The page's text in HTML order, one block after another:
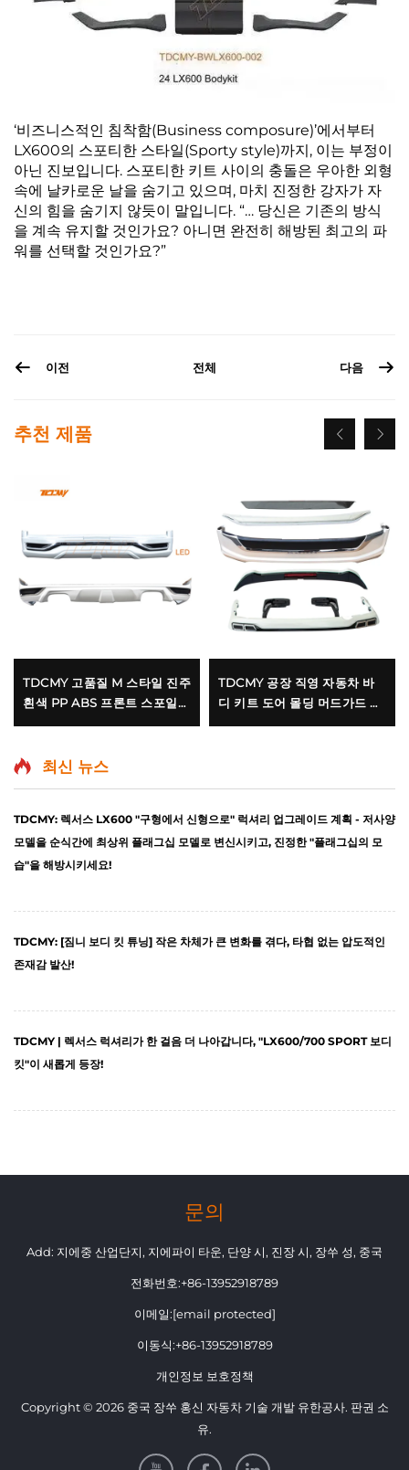
‘비즈니스적인 침착함(Business composure)’에서부터
LX600의 스포티한 스타일(Sporty style)까지, 이는 부정이
아닌 진보입니다. 스포티한 키트 사이의 충돌은 우아한 외형
속에 날카로운 날을 숨기고 있으며, 마치 진정한 강자가 자
신의 힘을 숨기지 않듯이 말입니다. “… 당신은 기존의 방식
을 계속 유지할 것인가요? 아니면 완전히 해방된 최고의 파
워를 선택할 것인가요?”
이전 전체 다음
추천 제품
TDCMY 고품질 M 스타일 진주
흰색 PP ABS 프론트 스포일러
TDCMY 공장 직영 자동차 바
디 키트 도어 몰딩 머드가드 범
최신 뉴스
TDCMY: 렉서스 LX600 "구형에서 신형으로" 럭셔리 업그레이드 계획 - 저사양
모델을 순식간에 최상위 플래그십 모델로 변신시키고, 진정한 "플래그십의 모
습"을 해방시키세요!
TDCMY: [짐니 보디 킷 튜닝] 작은 차체가 큰 변화를 겪다, 타협 없는 압도적인
존재감 발산!
TDCMY | 렉서스 럭셔리가 한 걸음 더 나아갑니다, "LX600/700 SPORT 보디
킷"이 새롭게 등장!
문의
Add: 지에중 산업단지, 지에파이 타운, 단양 시, 진장 시, 장쑤 성, 중국
전화번호:+86-13952918789
이메일:[email protected]
이동식:+86-13952918789
개인정보 보호정책
Copyright © 2026 중국 장쑤 홍신 자동차 기술 개발 유한공사. 판권 소
유.